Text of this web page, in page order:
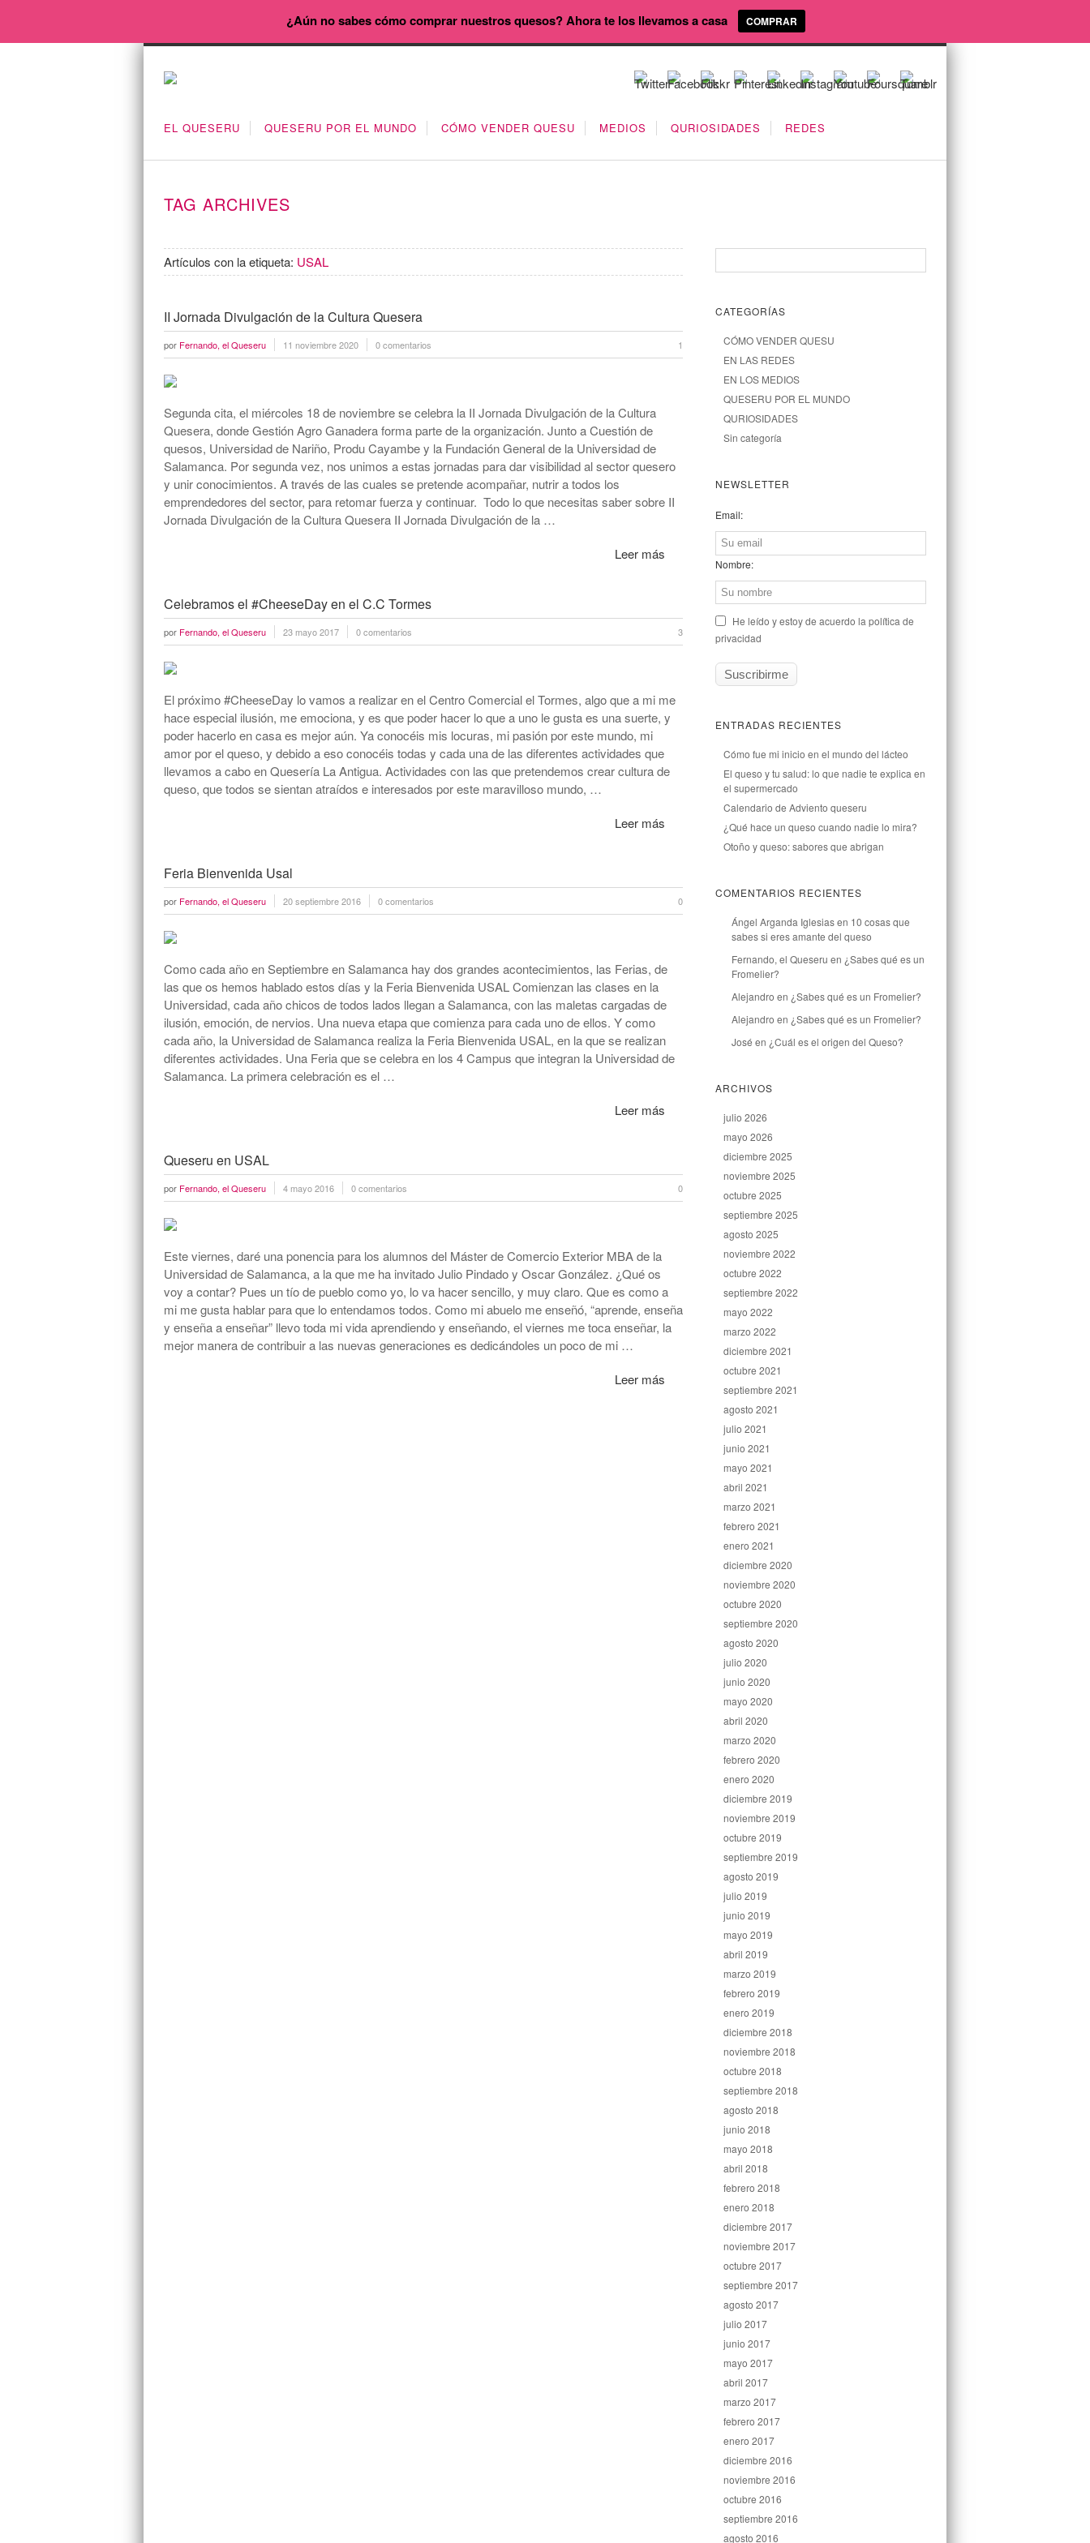
EL QUESERU QUESERU POR EL MUNDO CÓMO VENDER QUESU MEDIOS QURIOSIDADES REDES
TAG ARCHIVES
Artículos con la etiqueta: USAL
II Jornada Divulgación de la Cultura Quesera
por Fernando, el Queseru 11 noviembre 2020 0 comentarios 1
Segunda cita, el miércoles 18 de noviembre se celebra la II Jornada Divulgación de la Cultura
Quesera, donde Gestión Agro Ganadera forma parte de la organización. Junto a Cuestión de
quesos, Universidad de Nariño, Produ Cayambe y la Fundación General de la Universidad de
Salamanca. Por segunda vez, nos unimos a estas jornadas para dar visibilidad al sector quesero
y unir conocimientos. A través de las cuales se pretende acompañar, nutrir a todos los
emprendedores del sector, para retomar fuerza y continuar. Todo lo que necesitas saber sobre II
Jornada Divulgación de la Cultura Quesera II Jornada Divulgación de la …
Leer más
Celebramos el #CheeseDay en el C.C Tormes
por Fernando, el Queseru 23 mayo 2017 0 comentarios 3
El próximo #CheeseDay lo vamos a realizar en el Centro Comercial el Tormes, algo que a mi me
hace especial ilusión, me emociona, y es que poder hacer lo que a uno le gusta es una suerte, y
poder hacerlo en casa es mejor aún. Ya conocéis mis locuras, mi pasión por este mundo, mi
amor por el queso, y debido a eso conocéis todas y cada una de las diferentes actividades que
llevamos a cabo en Quesería La Antigua. Actividades con las que pretendemos crear cultura de
queso, que todos se sientan atraídos e interesados por este maravilloso mundo, …
Leer más
Feria Bienvenida Usal
por Fernando, el Queseru 20 septiembre 2016 0 comentarios 0
Como cada año en Septiembre en Salamanca hay dos grandes acontecimientos, las Ferias, de
las que os hemos hablado estos días y la Feria Bienvenida USAL Comienzan las clases en la
Universidad, cada año chicos de todos lados llegan a Salamanca, con las maletas cargadas de
ilusión, emoción, de nervios. Una nueva etapa que comienza para cada uno de ellos. Y como
cada año, la Universidad de Salamanca realiza la Feria Bienvenida USAL, en la que se realizan
diferentes actividades. Una Feria que se celebra en los 4 Campus que integran la Universidad de
Salamanca. La primera celebración es el …
Leer más
Queseru en USAL
por Fernando, el Queseru 4 mayo 2016 0 comentarios 0
Este viernes, daré una ponencia para los alumnos del Máster de Comercio Exterior MBA de la
Universidad de Salamanca, a la que me ha invitado Julio Pindado y Oscar González. ¿Qué os
voy a contar? Pues un tío de pueblo como yo, lo va hacer sencillo, y muy claro. Que es como a
mi me gusta hablar para que lo entendamos todos. Como mi abuelo me enseñó, “aprende, enseña
y enseña a enseñar” llevo toda mi vida aprendiendo y enseñando, el viernes me toca enseñar, la
mejor manera de contribuir a las nuevas generaciones es dedicándoles un poco de mi …
Leer más
CATEGORÍAS
CÓMO VENDER QUESU
EN LAS REDES
EN LOS MEDIOS
QUESERU POR EL MUNDO
QURIOSIDADES
Sin categoría
NEWSLETTER
Email:
Nombre:
He leído y estoy de acuerdo la política de
privacidad
ENTRADAS RECIENTES
Cómo fue mi inicio en el mundo del lácteo
El queso y tu salud: lo que nadie te explica en
el supermercado
Calendario de Adviento queseru
¿Qué hace un queso cuando nadie lo mira?
Otoño y queso: sabores que abrigan
COMENTARIOS RECIENTES
Ángel Arganda Iglesiasen 10 cosas que
sabes si eres amante del queso
Fernando, el Queseru en ¿Sabes qué es un
Fromelier?
Alejandro en ¿Sabes qué es un Fromelier?
Alejandro en ¿Sabes qué es un Fromelier?
José en ¿Cuál es el origen del Queso?
ARCHIVOS
julio 2026
mayo 2026
diciembre 2025
noviembre 2025
octubre 2025
septiembre 2025
agosto 2025
noviembre 2022
octubre 2022
septiembre 2022
mayo 2022
marzo 2022
diciembre 2021
octubre 2021
septiembre 2021
agosto 2021
julio 2021
junio 2021
mayo 2021
abril 2021
marzo 2021
febrero 2021
enero 2021
diciembre 2020
noviembre 2020
octubre 2020
septiembre 2020
agosto 2020
julio 2020
junio 2020
mayo 2020
abril 2020
marzo 2020
febrero 2020
enero 2020
diciembre 2019
noviembre 2019
octubre 2019
septiembre 2019
agosto 2019
julio 2019
junio 2019
mayo 2019
abril 2019
marzo 2019
febrero 2019
enero 2019
diciembre 2018
noviembre 2018
octubre 2018
septiembre 2018
agosto 2018
junio 2018
mayo 2018
abril 2018
febrero 2018
enero 2018
diciembre 2017
noviembre 2017
octubre 2017
septiembre 2017
agosto 2017
julio 2017
junio 2017
mayo 2017
abril 2017
marzo 2017
febrero 2017
enero 2017
diciembre 2016
noviembre 2016
octubre 2016
septiembre 2016
agosto 2016
¿Aún no sabes cómo comprar nuestros quesos? Ahora te los llevamos a casa COMPRAR